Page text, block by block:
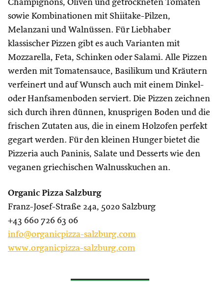
Champignons, Oliven und getrockneten Tomaten
sowie Kombinationen mit Shiitake-Pilzen,
Melanzani und Walnüssen. Für Liebhaber
klassischer Pizzen gibt es auch Varianten mit
Mozzarella, Feta, Schinken oder Salami. Alle Pizzen
werden mit Tomatensauce, Basilikum und Kräutern
verfeinert und auf Wunsch auch mit einem Dinkel-
oder Hanfsamenboden serviert. Die Pizzen zeichnen
sich durch ihren dünnen, knusprigen Boden und die
frischen Zutaten aus, die in einem Holzofen perfekt
gegart werden. Für den kleinen Hunger bietet die
Pizzeria auch Paninis, Salate und Desserts wie den
veganen griechischen Walnusskuchen an.
Organic Pizza Salzburg
Franz-Josef-Straße 24a, 5020 Salzburg
+43 660 726 63 06
info@organicpizza-salzburg.com
www.organicpizza-salzburg.com